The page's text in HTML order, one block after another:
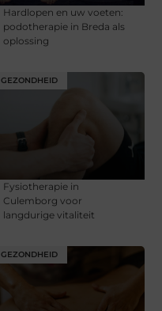
Hardlopen en uw voeten:
podotherapie in Breda als
oplossing
GEZONDHEID
Fysiotherapie in
Culemborg voor
langdurige vitaliteit
GEZONDHEID